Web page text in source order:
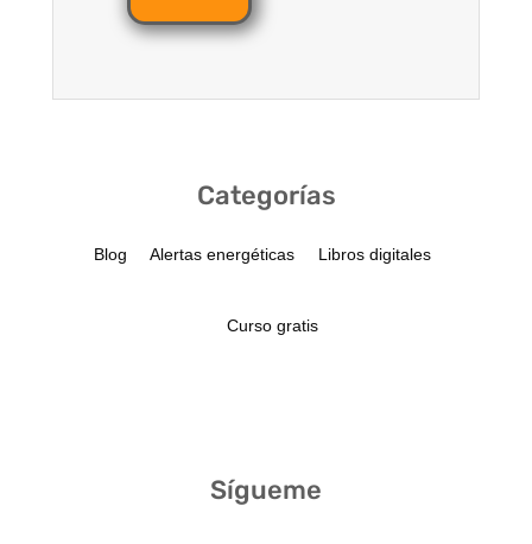
Categorías
Blog Alertas energéticas Libros digitales
Curso gratis
Sígueme